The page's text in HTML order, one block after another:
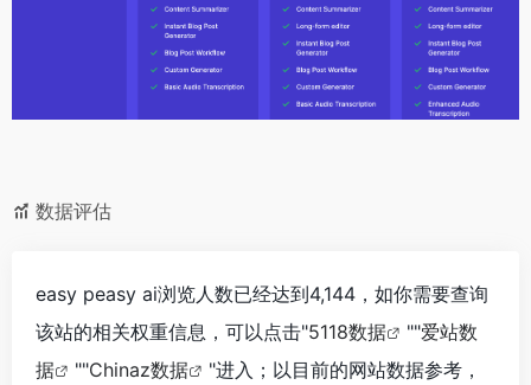
数据评估
easy peasy ai浏览人数已经达到4,144，如你需要查询
该站的相关权重信息，可以点击"5118数据 ""爱站数
据
""Chinaz数据
"进入；以目前的网站数据参考，